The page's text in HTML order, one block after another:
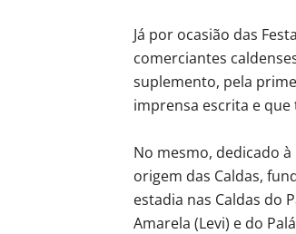
Já por ocasião das
comerciantes
suplemento, pela
imprensa escrita e
No mesmo, dedicado
origem das Caldas,
estadia nas Caldas do
Amarela (Levi) e do